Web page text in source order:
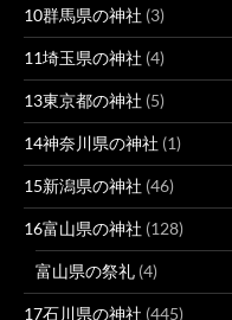
10群馬県の神社 (3)
11埼玉県の神社 (4)
13東京都の神社 (5)
14神奈川県の神社 (1)
15新潟県の神社 (46)
16富山県の神社 (128)
富山県の祭礼 (4)
17石川県の神社 (445)